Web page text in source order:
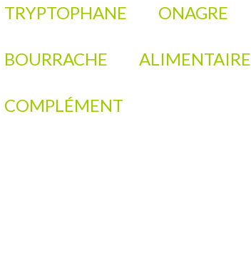
TRYPTOPHANE ONAGRE
BOURRACHE ALIMENTAIRE
COMPLÉMENT